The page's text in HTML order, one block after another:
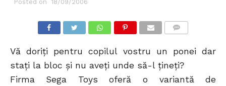
Posted on 18/09/2006
Vă doriţi pentru copilul vostru un ponei dar
staţi la bloc şi nu aveţi unde să-l ţineţi?
Firma Sega Toys oferă o variantă de